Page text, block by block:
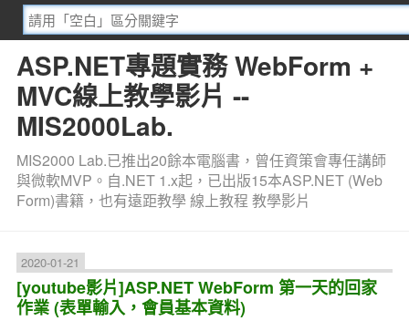
ASP.NET專題實務 WebForm +
MVC線上教學影片 --
MIS2000Lab.
MIS2000 Lab.已推出20餘本電腦書，曾任資策會專任講師
與微軟MVP。自.NET 1.x起，已出版15本ASP.NET (Web
Form)書籍，也有遠距教學 線上教程 教學影片
2020-01-21
[youtube影片]ASP.NET WebForm 第一天的回家
作業 (表單輸入，會員基本資料)